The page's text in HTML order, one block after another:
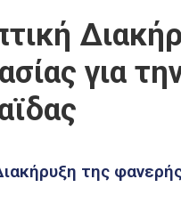
για
της